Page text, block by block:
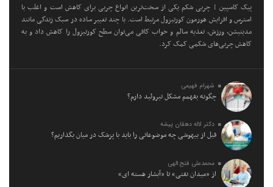
پیک کاسپین | چربی شکم یکی از سخت‌ترین انواع چربی برای کاهش است و اغلب با
استرس و افزایش هورمون کورتیزول مرتبط است. با چند تغییر ساده در سبک زندگی مانند
مدیتیشن، ورزش، تغذیه سالم و خواب کافی می‌توان سطح کورتیزول را کاهش داد و به
کاهش چربی‌های شکمی کمک کرد.
شهرام فهیمی
چگونه بفهمم مشکل تیروئید دارم؟
دکتر لاله دهقان پیشه
قبل از بیهوشی چه موضوعاتی را باید با پزشک در میان بگذاریم؟
محمدعلی فتح الهی
از «میدان نفتی» تا «آبشار هسته ای»